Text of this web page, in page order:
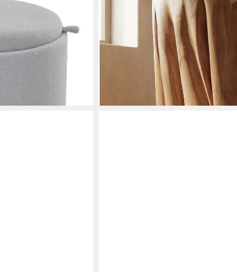
St., Polsterhocker),
Ø56 x 42 cm
Schnitzereien
lieferbar - in 3-4 Werktagen bei dir